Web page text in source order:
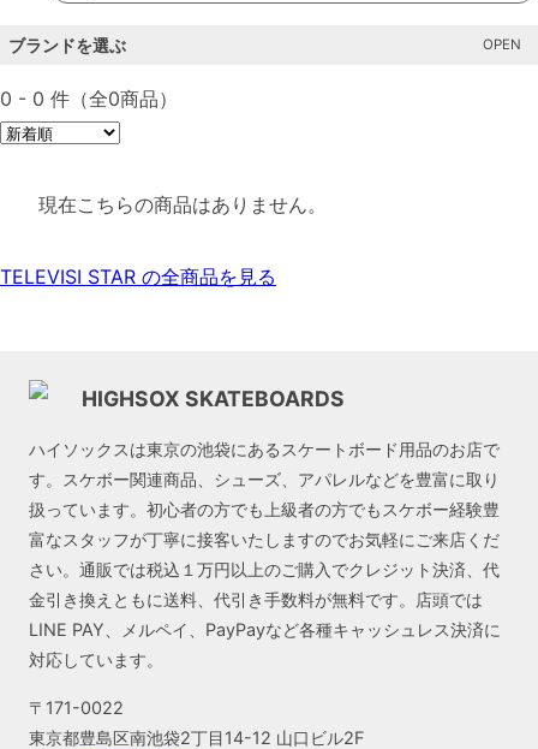
ブランドを選ぶ
0 - 0 件（全0商品）
現在こちらの商品はありません。
TELEVISI STAR の全商品を見る
HIGHSOX SKATEBOARDS
ハイソックスは東京の池袋にあるスケートボード用品のお店で
す。スケボー関連商品、シューズ、アパレルなどを豊富に取り
扱っています。初心者の方でも上級者の方でもスケボー経験豊
富なスタッフが丁寧に接客いたしますのでお気軽にご来店くだ
さい。通販では税込１万円以上のご購入でクレジット決済、代
金引き換えともに送料、代引き手数料が無料です。店頭では
LINE PAY、メルペイ、PayPayなど各種キャッシュレス決済に
対応しています。
〒171-0022
東京都豊島区南池袋2丁目14-12 山口ビル2F